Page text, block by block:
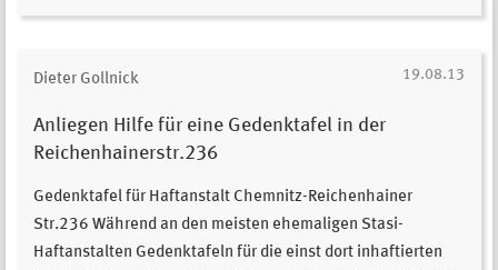
19.08.13
Dieter Gollnick
Anliegen Hilfe für eine Gedenktafel in der
Reichenhainerstr.236
Gedenktafel für Haftanstalt Chemnitz-Reichenhainer
Str.236 Während an den meisten ehemaligen Stasi-
Haftanstalten Gedenktafeln für die einst dort inhaftierten